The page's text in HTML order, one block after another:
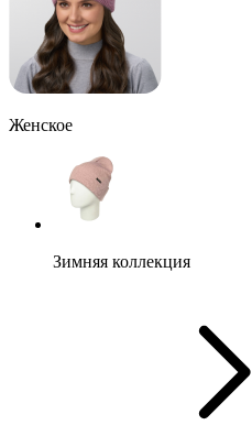
Женское
Зимняя коллекция